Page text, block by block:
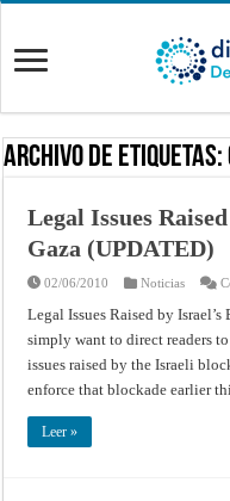
Archivo de Etiquetas:
Legal Issues
Gaza (UPDATED)
02/06/2010 Noticias
Legal Issues Raised by
simply want to direct readers
issues raised by the Israeli
enforce that blockade earlier
Leer »